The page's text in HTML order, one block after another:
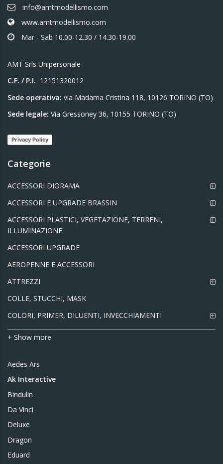
info@amtmodellismo.com
www.amtmodellismo.com
Mar - Sab 10.00-12.30 / 14.30-19.00
AMT Srls Unipersonale
C.F. / P.I. 12151320012
Sede operativa: via Madama Cristina 118, 10126 TORINO (TO)
Sede legale: Via Gressoney 36, 10155 TORINO (TO)
Privacy Policy
Categorie
ACCESSORI DIORAMA
ACCESSORI E UPGRADE BRASSIN
ACCESSORI PLASTICI, VEGETAZIONE, TERRENI,
ILLUMINAZIONE
ACCESSORI UPGRADE
AEROPENNE E ACCESSORI
ATTREZZI
COLLE, STUCCHI, MASK
COLORI, PRIMER, DILUENTI, INVECCHIAMENTI
+ Show more
Aedes Ars
Ak Interactive
Bindulin
Da Vinci
Deluxe
Dragon
Eduard